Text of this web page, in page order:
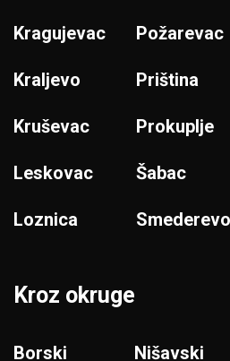
Kragujevac
Kraljevo
Kruševac
Leskovac
Loznica
Požarevac
Priština
Prokuplje
Šabac
Smederevo
Kroz okruge
Borski Nišavski